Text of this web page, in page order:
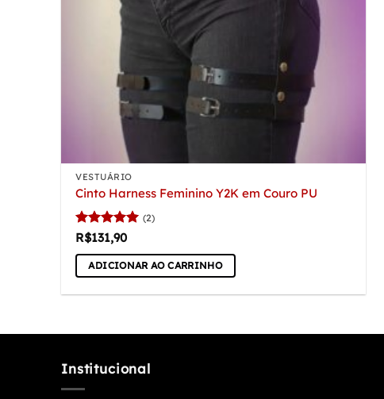
VESTUÁRIO
Cinto Harness Feminino Y2K em Couro PU
Avaliação
(2)
R$131,90
ADICIONAR AO CARRINHO
Institucional